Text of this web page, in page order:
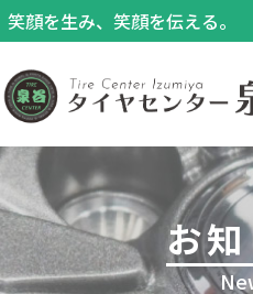
笑顔を生み、笑顔を伝える。
お